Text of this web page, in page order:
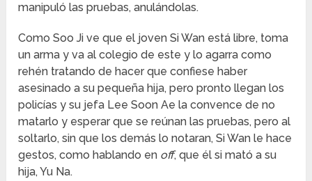
manipuló las pruebas, anulándolas.
Como Soo Ji ve que el joven Si Wan está libre, toma
un arma y va al colegio de este y lo agarra como
rehén tratando de hacer que confiese haber
asesinado a su pequeña hija, pero pronto llegan los
policías y su jefa Lee Soon Ae la convence de no
matarlo y esperar que se reúnan las pruebas, pero al
soltarlo, sin que los demás lo notaran, Si Wan le hace
gestos, como hablando en off, que él si mató a su
hija, Yu Na.